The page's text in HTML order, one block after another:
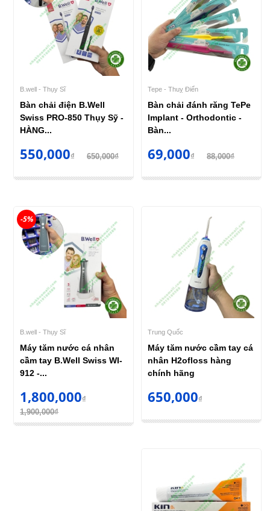
B.well - Thụy Sĩ
Bàn chải điện B.Well
Swiss PRO-850 Thụy Sỹ -
HÀNG...
550,000₫650,000₫
Tepe - Thuỵ Điển
Bàn chải đánh răng TePe
Implant - Orthodontic -
Bàn...
69,000₫88,000₫
B.well - Thụy Sĩ
Máy tăm nước cá nhân
cầm tay B.Well Swiss WI-
912 -...
1,800,000₫
1,900,000₫
-5%
Trung Quốc
Máy tăm nước cầm tay cá
nhân H2ofloss hàng
chính hãng
650,000₫